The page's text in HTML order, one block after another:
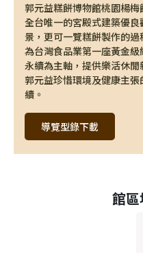
郭元益糕餅博物館桃園楊
全台唯一的宮殿式建築優
景，更可一覽糕餅製作的
為台灣食品業第一座黃金
永續為主軸，提供樂活休
郭元益珍惜環境及健康主
續。
導覽型錄下載
館